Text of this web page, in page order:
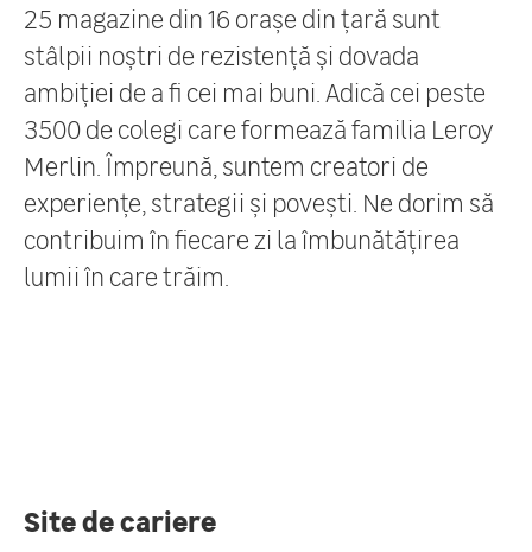
25 magazine din 16 orașe din țară sunt
stâlpii noștri de rezistență și dovada
ambiției de a fi cei mai buni. Adică cei peste
3500 de colegi care formează familia Leroy
Merlin. Împreună, suntem creatori de
experiențe, strategii și povești. Ne dorim să
contribuim în fiecare zi la îmbunătățirea
lumii în care trăim.
Site de cariere